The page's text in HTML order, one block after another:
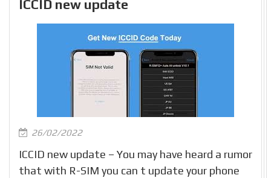
ICCID new update
26/02/2022
ICCID new update – You may have heard a rumor
that with R-SIM you can t update your phone